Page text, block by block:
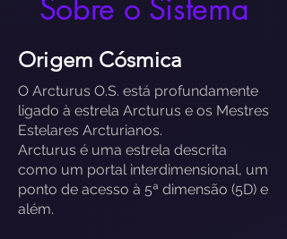
Sobre o Sistema
Origem Cósmica
O Arcturus O.S. está profundamente
ligado à estrela Arcturus e os Mestres
Estelares Arcturianos.
Arcturus é uma estrela descrita
como um portal interdimensional, um
ponto de acesso à 5ª dimensão (5D) e
além.